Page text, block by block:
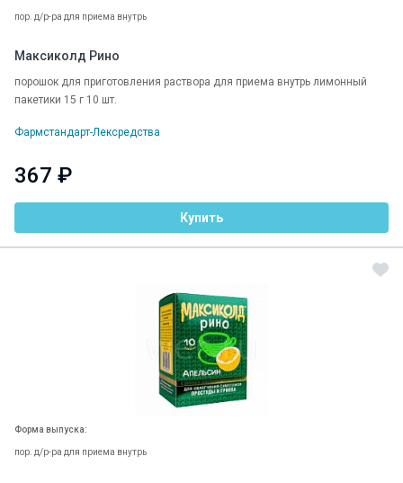
пор. д/р-ра для приема внутрь
Максиколд Рино
порошок для приготовления раствора для приема внутрь лимонный
пакетики 15 г 10 шт.
Фармстандарт-Лексредства
367 ₽
Купить
Форма выпуска:
пор. д/р-ра для приема внутрь